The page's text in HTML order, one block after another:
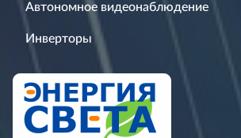
Автономное видеонаблюдение
Инверторы